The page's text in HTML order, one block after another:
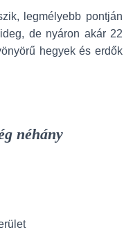
legmélyebb pontján
de nyáron akár 22
hegyek és erdők
néhány